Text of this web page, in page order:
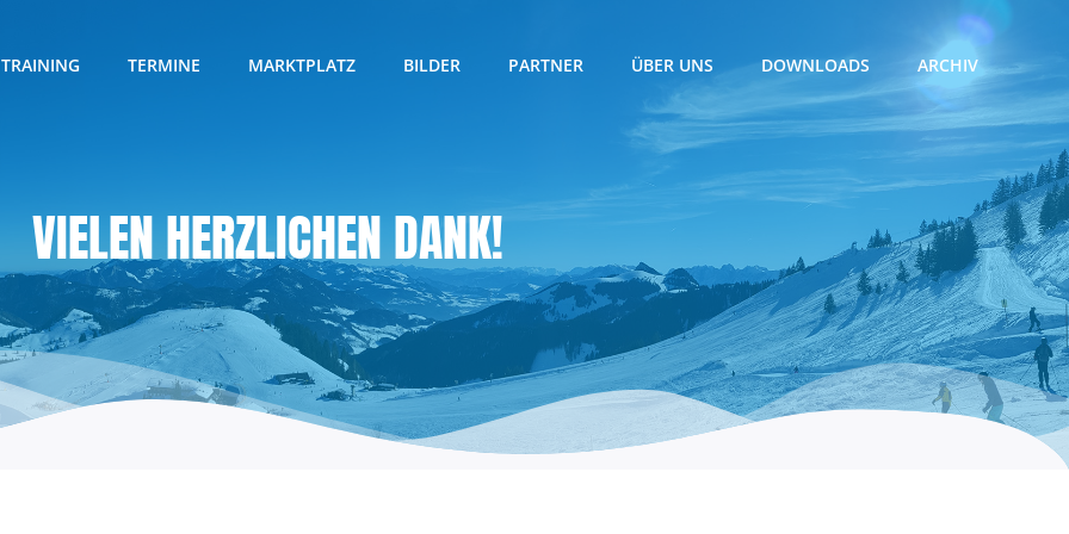
TRAINING TERMINE MARKTPLATZ BILDER PARTNER ÜBER UNS DOWNLOADS ARCHIV
VIELEN HERZLICHEN DANK!